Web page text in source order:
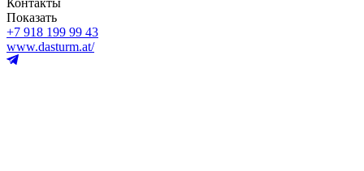
Показать
+7 918 199 99 43
www.dasturm.at/